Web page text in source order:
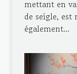
mettant en
de seigle, est
également...